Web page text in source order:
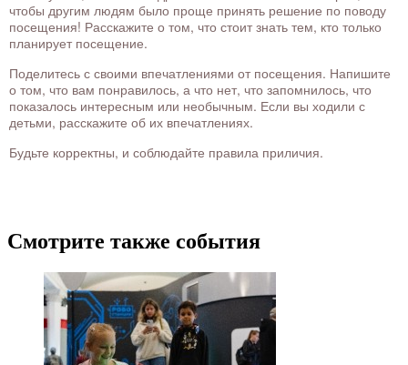
чтобы другим людям было проще принять решение по поводу
посещения! Расскажите о том, что стоит знать тем, кто только
планирует посещение.
Поделитесь с своими впечатлениями от посещения. Напишите
о том, что вам понравилось, а что нет, что запомнилось, что
показалось интересным или необычным. Если вы ходили с
детьми, расскажите об их впечатлениях.
Будьте корректны, и соблюдайте правила приличия.
Смотрите также события